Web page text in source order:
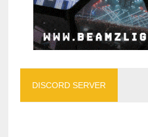
DISCORD SERVER